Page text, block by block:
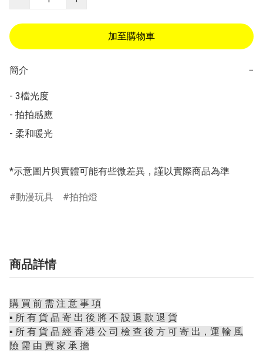
加至購物車
簡介 −
- 3檔光度
- 拍拍感應
- 柔和暖光
*示意圖片與實體可能有些微差異，謹以實際商品為準
動漫玩具 拍拍燈
商品詳情
購 買 前 需 注 意 事 項
▪️ 所 有 貨 品 寄 出 後 將 不 設 退 款 退 貨
▪️ 所 有 貨 品 經 香 港 公 司 檢 查 後 方 可 寄 出，運 輸 風
險 需 由 買 家 承 擔